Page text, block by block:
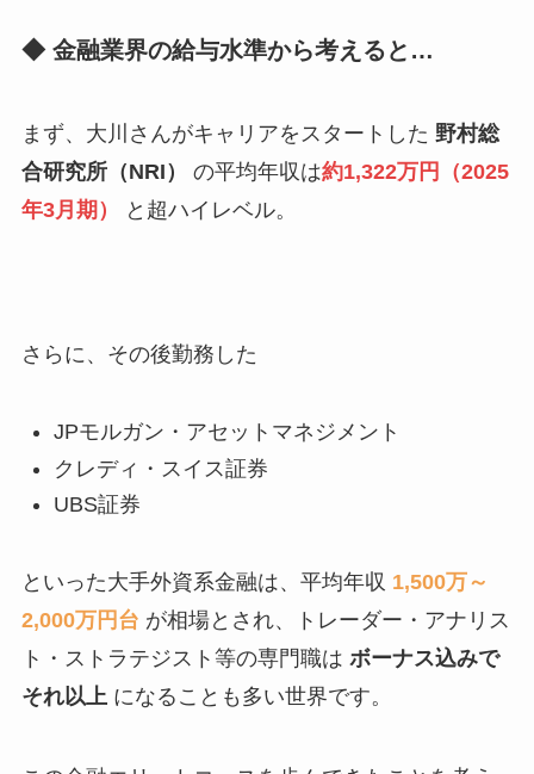
◆ 金融業界の給与水準から考えると…
まず、大川さんがキャリアをスタートした 野村総
合研究所（NRI）
の平均年収は約1,322万円（2025
年3月期）
と超ハイレベル。
さらに、その後勤務した
JPモルガン・アセットマネジメント
クレディ・スイス証券
UBS証券
といった大手外資系金融は、平均年収 1,500万～
2,000万円台 が相場とされ、トレーダー・アナリス
ト・ストラテジスト等の専門職は ボーナス込みで
それ以上 になることも多い世界です。